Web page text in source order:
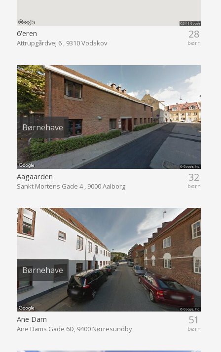
28
børn
6'eren
Attrupgårdvej 6 , 9310 Vodskov
Børnehave
32
børn
Aagaarden
Sankt Mortens Gade 4 , 9000 Aalborg
Børnehave
51
børn
Ane Dam
Ane Dams Gade 6D, 9400 Nørresundby